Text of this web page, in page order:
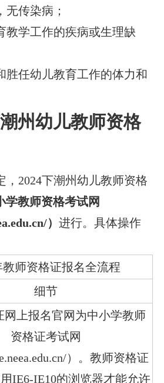
传染病；
学工作的疾病或生理缺
任幼儿教育工作的体力和
州幼儿教师资格
，2024下潮州幼儿教师资格
学教师资格考试网
）进行。具体操作
教师资格证报名全流程
细节
网上报名官网为中小学教师
资格证考试网
）。教师资格证
IE6-IE10的浏览器才能允许